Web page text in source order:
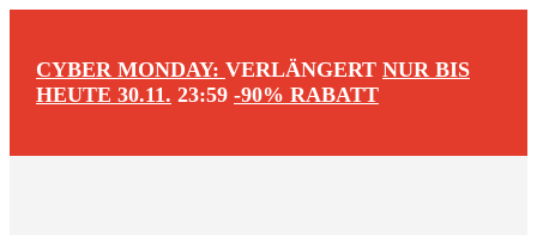
CYBER MONDAY: VERLÄNGERT NUR BIS
HEUTE 30.11. 23:59 -90% RABATT